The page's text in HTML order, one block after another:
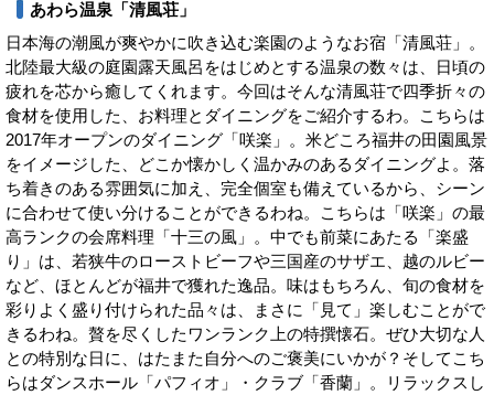
あわら温泉「清風荘」
日本海の潮風が爽やかに吹き込む楽園のようなお宿「清風荘」。
北陸最大級の庭園露天風呂をはじめとする温泉の数々は、日頃の
疲れを芯から癒してくれます。今回はそんな清風荘で四季折々の
食材を使用した、お料理とダイニングをご紹介するわ。こちらは
2017年オープンのダイニング「咲楽」。米どころ福井の田園風景
をイメージした、どこか懐かしく温かみのあるダイニングよ。落
ち着きのある雰囲気に加え、完全個室も備えているから、シーン
に合わせて使い分けることができるわね。こちらは「咲楽」の最
高ランクの会席料理「十三の風」。中でも前菜にあたる「楽盛
り」は、若狭牛のローストビーフや三国産のサザエ、越のルビー
など、ほとんどが福井で獲れた逸品。味はもちろん、旬の食材を
彩りよく盛り付けられた品々は、まさに「見て」楽しむことがで
きるわね。贅を尽くしたワンランク上の特撰懐石。ぜひ大切な人
との特別な日に、はたまた自分へのご褒美にいかが？そしてこち
らはダンスホール「パフィオ」・クラブ「香蘭」。リラックスし